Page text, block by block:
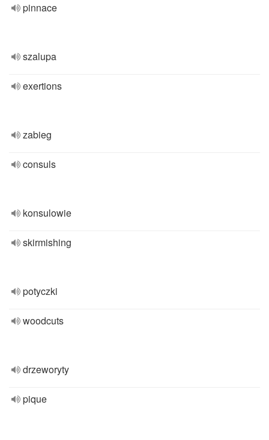
pinnace
szalupa
exertions
zabieg
consuls
konsulowie
skirmishing
potyczki
woodcuts
drzeworyty
pique